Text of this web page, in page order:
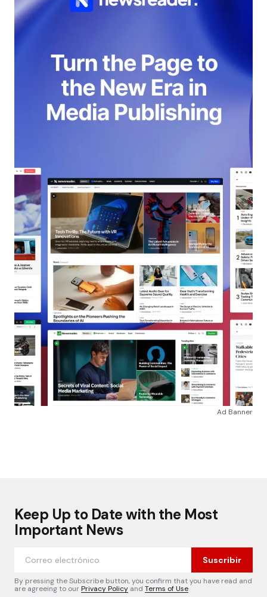
Ad Banner
Keep Up to Date with the Most
Important News
Suscribir
By pressing the Subscribe button, you confirm that you have read and
are agreeing to ourPrivacy Policy and Terms of Use